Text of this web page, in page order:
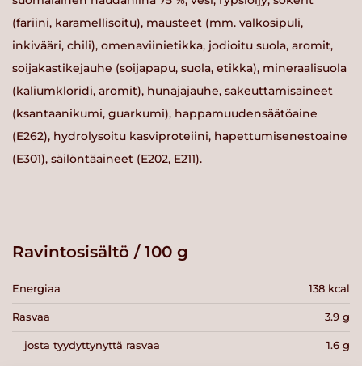
(fariini, karamellisoitu), mausteet (mm. valkosipuli,
inkivääri, chili), omenaviinietikka, jodioitu suola, aromit,
soijakastikejauhe (soijapapu, suola, etikka), mineraalisuola
(kaliumkloridi, aromit), hunajajauhe, sakeuttamisaineet
(ksantaanikumi, guarkumi), happamuudensäätöaine
(E262), hydrolysoitu kasviproteiini, hapettumisenestoaine
(E301), säilöntäaineet (E202, E211).
Ravintosisältö / 100 g
Energiaa 138 kcal
Rasvaa 3.9 g
josta tyydyttynyttä rasvaa 1.6 g